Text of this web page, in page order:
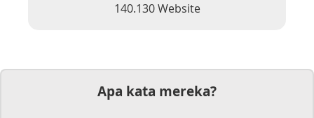
140.130 Website
Apa kata mereka?